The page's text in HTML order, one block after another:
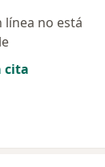
línea no está
cita